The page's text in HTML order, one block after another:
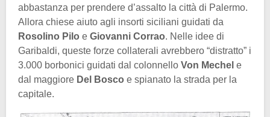
abbastanza per prendere d’assalto la città di Palermo.
Allora chiese aiuto agli insorti siciliani guidati da
Rosolino Pilo e Giovanni Corrao. Nelle idee di
Garibaldi, queste forze collaterali avrebbero “distratto” i
3.000 borbonici guidati dal colonnello Von Mechel e
dal maggiore Del Bosco e spianato la strada per la
capitale.